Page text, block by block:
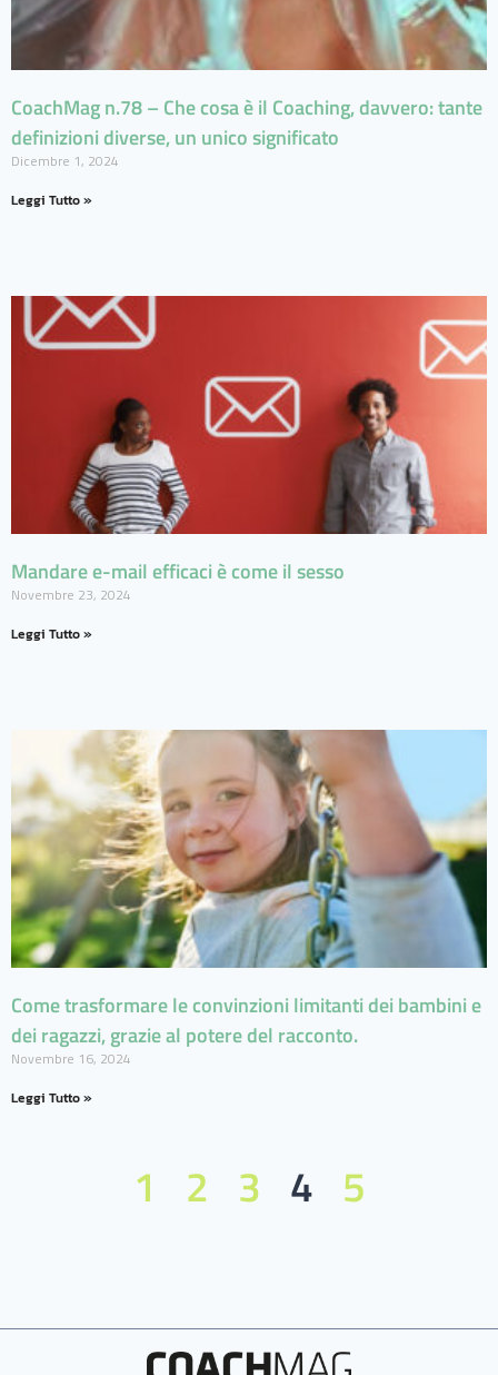
CoachMag n.78 – Che cosa è il Coaching, davvero: tante
definizioni diverse, un unico significato
Dicembre 1, 2024
Leggi Tutto »
Mandare e-mail efficaci è come il sesso
Novembre 23, 2024
Leggi Tutto »
Come trasformare le convinzioni limitanti dei bambini e
dei ragazzi, grazie al potere del racconto.
Novembre 16, 2024
Leggi Tutto »
1 2 3 4 5